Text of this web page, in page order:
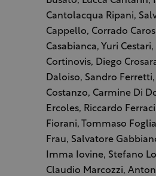
Cantolacqua Ripani,
Cappello, Corrado
Casabianca, Yuri
Cortinovis, Diego
Daloiso, Sandro
Costanzo, Carmine Di
Ercoles, Riccardo
Fiorani, Tommaso
Frau, Salvatore
Imma Iovine, Stefano
Claudio Marcozzi,